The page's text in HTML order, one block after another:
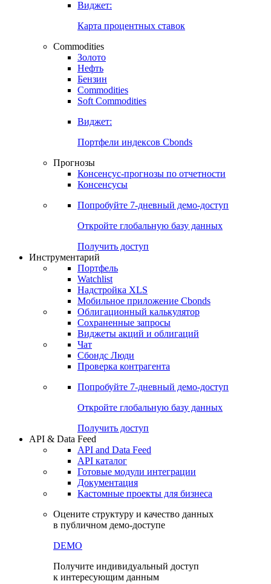
Виджет:
Карта процентных ставок
Commodities
Золото
Нефть
Бензин
Commodities
Soft Commodities
Виджет:
Портфели индексов Cbonds
Прогнозы
Консенсус-прогнозы по отчетности
Консенсусы
Попробуйте 7-дневный демо-доступ
Откройте глобальную базу данных
Получить доступ
Инструментарий
Портфель
Watchlist
Надстройка XLS
Мобильное приложение Cbonds
Облигационный калькулятор
Сохраненные запросы
Виджеты акций и облигаций
Чат
Сбондс Люди
Проверка контрагента
Попробуйте 7-дневный демо-доступ
Откройте глобальную базу данных
Получить доступ
API & Data Feed
API and Data Feed
API каталог
Готовые модули интеграции
Документация
Кастомные проекты для бизнеса
Оцените структуру и качество данных
в публичном демо-доступе
DEMO
Получите индивидуальный доступ
к интересующим данным